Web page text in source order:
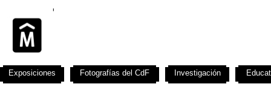
Exposiciones Fotografías del CdF Investigación